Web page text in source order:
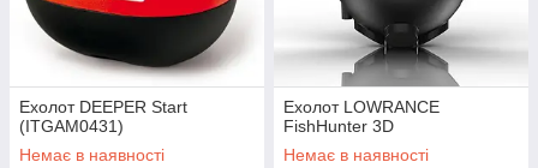
дорожче ехолот, тим більше додаткових функцій у
нього є, чіткіше зображення і т. д. Приємним винятком є
ехолоти Lucky, які за недорогою ціною володіють
масою корисних додаткових функцій і чіткою
картинкою.
Берегові ехолоти і човнові гідролокатори.
Берегові ехолоти простіші, доступніші за ціною ніж
Ехолот DEEPER Start
(ITGAM0431)
Немає в наявності
Ехолот LOWRANCE
FishHunter 3D
Немає в наявності